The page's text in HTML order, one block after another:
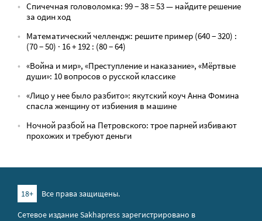
Спичечная головоломка: 99 − 38 = 53 — найдите решение
за один ход
Математический челлендж: решите пример (640 − 320) :
(70 − 50) · 16 + 192 : (80 − 64)
«Война и мир», «Преступление и наказание», «Мёртвые
души»: 10 вопросов о русской классике
«Лицо у нее было разбито»: якутский коуч Анна Фомина
спасла женщину от избиения в машине
Ночной разбой на Петровского: трое парней избивают
прохожих и требуют деньги
18+
Все права защищены.
Сетевое издание Sakhapress зарегистрировано в